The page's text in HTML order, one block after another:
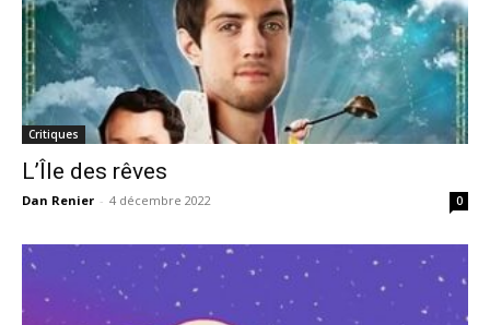
Critiques
L’Île des rêves
Dan Renier - 4 décembre 2022 0